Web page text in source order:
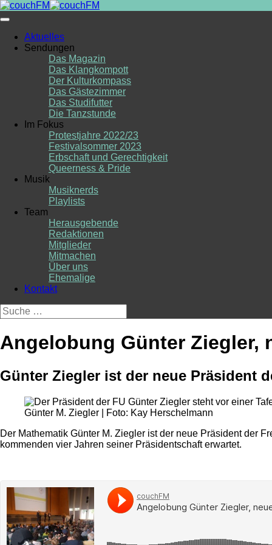
Skip
to
Aktuelles
Sendungen
Das Magazin
Das Klangkompott
Der Kulturkompass
Das Gästezimmer
Das Studifutter
Die Tanzstunde
Im Fokus
Protestjahre 2022/23
Festivalsommer 2023
Erbschaft und Gerechtigkeit
Queerness & Pride
Musik
Musiknerds
Playlists
Team
Herausgebende
Redaktionen
Mitglieder
Mitmachen
Über uns
Ehemalige
Kontakt
Suche
nach:
Angelobung Günter Ziegler,
Günter Ziegler ist der neue Präsident
Günter M. Ziegler | Foto: Kay Herschelmann
Der Mathematik Günter M. Ziegler ist der neue Präsident der
kommenden vier Jahren seiner Präsidentschaft erwartet.